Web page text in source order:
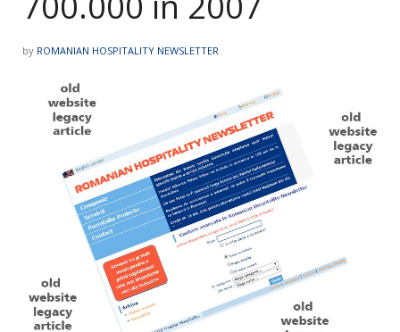
by ROMANIAN HOSPITALITY NEWSLETTER